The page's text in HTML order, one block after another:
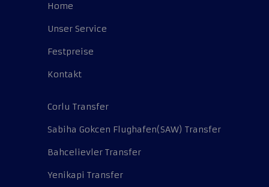
Home
Unser Service
Festpreise
Kontakt
Corlu Transfer
Sabiha Gokcen Flughafen(SAW) Transfer
Bahcelievler Transfer
Yenikapi Transfer